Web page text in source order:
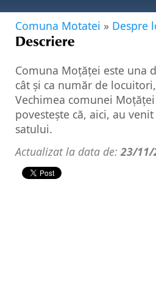
Comuna Motatei » Despre
Descriere
Comuna Moțăței este una
cât și ca număr de
Vechimea comunei
povestește că, aici, au
satului.
Actualizat la data de:23/11/